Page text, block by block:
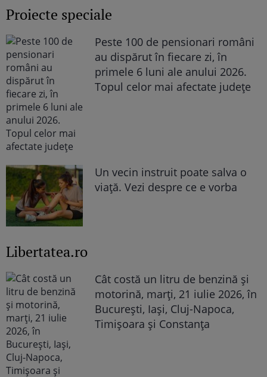
Proiecte speciale
Peste 100 de pensionari români
au dispărut în fiecare zi, în
primele 6 luni ale anului 2026.
Topul celor mai afectate județe
Un vecin instruit poate salva o
viață. Vezi despre ce e vorba
Libertatea.ro
Cât costă un litru de benzină și
motorină, marți, 21 iulie 2026, în
București, Iași, Cluj-Napoca,
Timișoara și Constanța